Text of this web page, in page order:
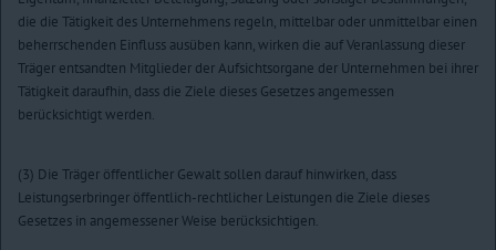
die die Tätigkeit des Unternehmens regeln, mittelbar oder unmittelbar einen
beherrschenden Einfluss ausüben kann, wirken die auf Veranlassung dieser
Träger entsandten Mitglieder der Aufsichtsorgane der Unternehmen bei ihrer
Tätigkeit daraufhin, dass die Ziele dieses Gesetzes angemessen
berücksichtigt werden.
(3) Die Träger öffentlicher Gewalt sollen darauf hinwirken, dass
Leistungserbringer öffentlich-rechtlicher Leistungen die Ziele dieses
Gesetzes in angemessener Weise berücksichtigen.